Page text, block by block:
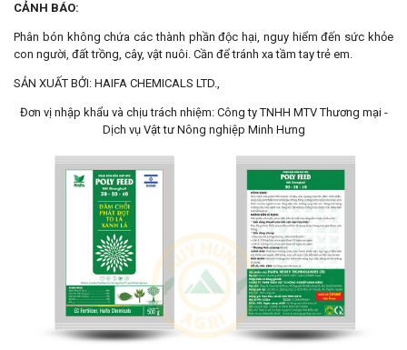
CẢNH BÁO:
Phân bón không chứa các thành phần độc hại, nguy hiểm đến sức khỏe
con người, đất trồng, cây, vật nuôi. Cần để tránh xa tầm tay trẻ em.
SẢN XUẤT BỞI: HAIFA CHEMICALS LTD.,
Đơn vị nhập khẩu và chịu trách nhiệm: Công ty TNHH MTV Thương mại -
Dịch vụ Vật tư Nông nghiệp Minh Hưng